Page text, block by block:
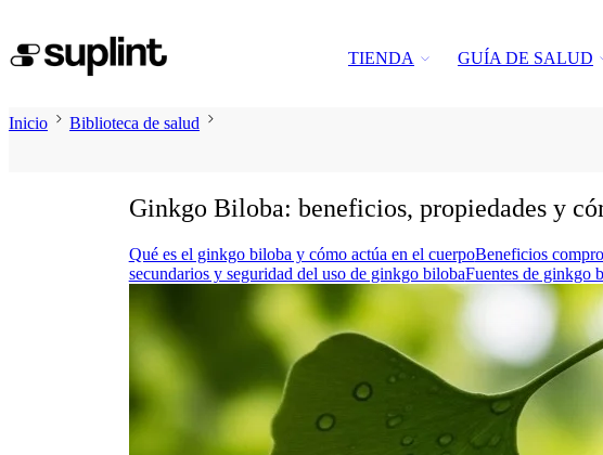
TIENDA GUÍA DE SALUD
Inicio Biblioteca de salud
Ginkgo Biloba: beneficios, propiedades y
Qué es el ginkgo biloba y cómo actúa en el cuerpoBeneficios
secundarios y seguridad del uso de ginkgo bilobaFuentes de ginkgo